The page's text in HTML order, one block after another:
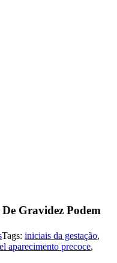
Gravidez Podem
Tags:iniciais da gestação,
aparecimento precoce,